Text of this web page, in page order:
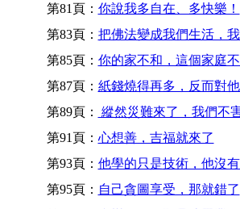
第81頁： 你說我多自在、多快樂！
第83頁： 把佛法變成我們生活，
第85頁： 你的家不和，這個家庭
第87頁： 紙錢燒得再多，反而對
第89頁：
縱然災難來了，我們不
第91頁： 心想善，吉福就來了
第93頁： 他學的只是技術，他沒
第95頁： 自己貪圖享受，那就錯了